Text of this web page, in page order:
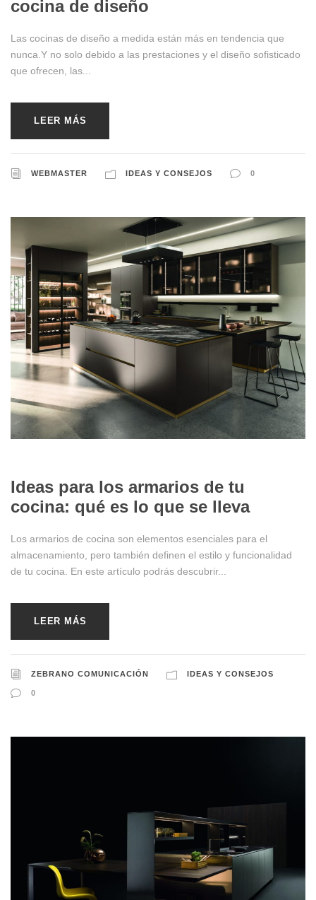
cocina de diseño
Las cocinas de diseño a medida están más en tendencia que
nunca.Y no solo debido a las prestaciones y el diseño sofisticado
que ofrecen, las...
LEER MÁS
WEBMASTER IDEAS Y CONSEJOS 0
Ideas para los armarios de tu
cocina: qué es lo que se lleva
Los armarios de cocina son elementos esenciales para el
almacenamiento, pero también definen el estilo y funcionalidad
de tu cocina. En este artículo podrás descubrir...
LEER MÁS
ZEBRANO COMUNICACIÓN IDEAS Y CONSEJOS
0